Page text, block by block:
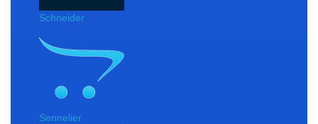
Schneider
Sennelier